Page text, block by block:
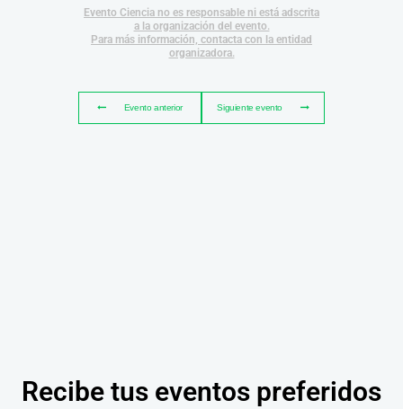
Evento Ciencia no es responsable ni está adscrita
a la organización del evento.
Para más información, contacta con la entidad
organizadora.
Evento anterior Siguiente evento
Recibe tus eventos preferidos